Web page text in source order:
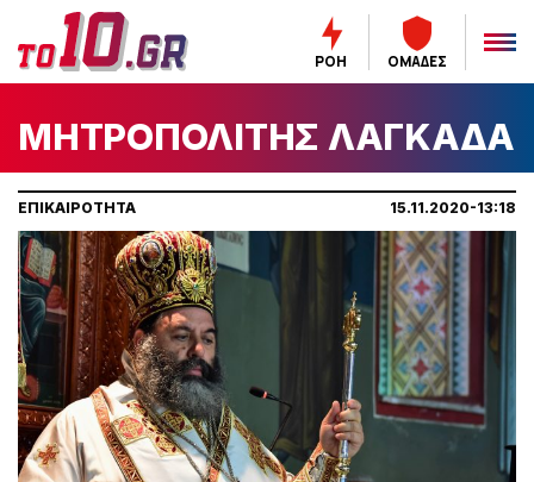
ΡΟΗ ΟΜΑΔΕΣ
ΜΗΤΡΟΠΟΛΙΤΗΣ ΛΑΓΚΑΔΑ
ΕΠΙΚΑΙΡΟΤΗΤΑ 15.11.2020-13:18